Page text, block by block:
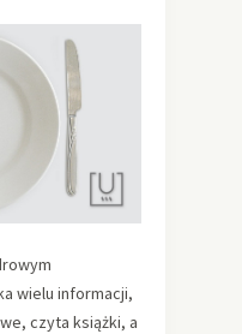
wielu informacji,
czyta książki, a